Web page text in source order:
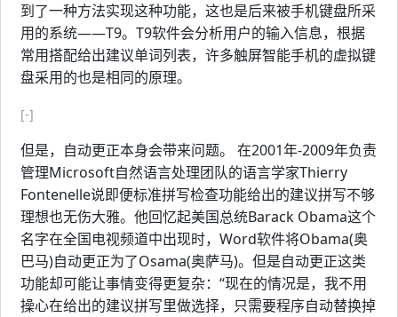
到了一种方法实现这种功能，这也是后来被手机键盘所采
用的系统——T9。T9软件会分析用户的输入信息，根据
常用搭配给出建议单词列表，许多触屏智能手机的虚拟键
盘采用的也是相同的原理。
[-]
但是，自动更正本身会带来问题。 在2001年-2009年负责
管理Microsoft自然语言处理团队的语言学家Thierry
Fontenelle说即便标准拼写检查功能给出的建议拼写不够
理想也无伤大雅。他回忆起美国总统Barack Obama这个
名字在全国电视频道中出现时，Word软件将Obama(奥
巴马)自动更正为了Osama(奥萨马)。但是自动更正这类
功能却可能让事情变得更复杂：“现在的情况是，我不用
操心在给出的建议拼写里做选择，只需要程序自动替换掉